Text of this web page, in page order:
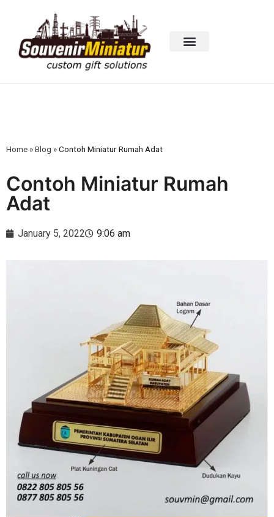
Home »Blog »Contoh Miniatur Rumah Adat
Contoh Miniatur Rumah
Adat
January 5, 2022 9:06 am